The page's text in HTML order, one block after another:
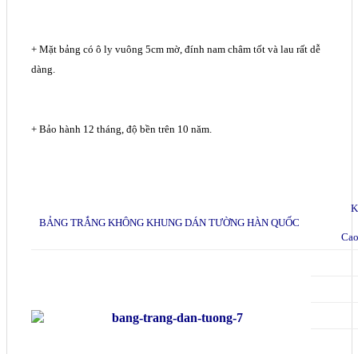
+ Mặt bảng có ô ly vuông 5cm mờ, đính nam châm tốt và lau rất dễ
dàng.
+ Bảo hành 12 tháng, độ bền trên 10 năm.
BẢNG TRẮNG KHÔNG KHUNG DÁN TƯỜNG HÀN QUỐC